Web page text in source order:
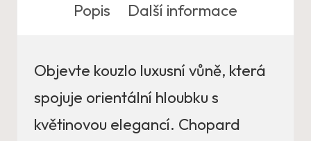
Popis Další informace
Objevte kouzlo luxusní vůně, která
spojuje orientální hloubku s
květinovou elegancí. Chopard